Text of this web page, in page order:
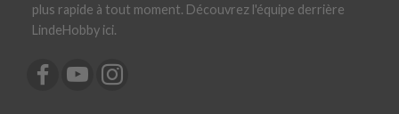
plus rapide à tout moment. Découvrez l'équipe derrière
LindeHobby ici.